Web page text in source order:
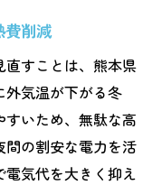
費削減
すことは、熊本県
外気温が下がる冬
いため、無駄な高
の割安な電力を活
気代を大きく抑え